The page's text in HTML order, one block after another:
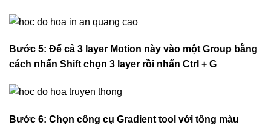
Bước 5: Để cả 3 layer Motion này vào một Group bằng
cách nhấn Shift chọn 3 layer rồi nhấn Ctrl + G
Bước 6: Chọn công cụ Gradient tool với tông màu